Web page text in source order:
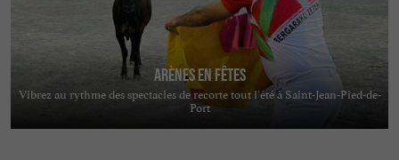
Arènes en Fêtes
Vibrez au rythme des spectacles de recorte tout l’été à Saint-Jean-Pied-de-
Port